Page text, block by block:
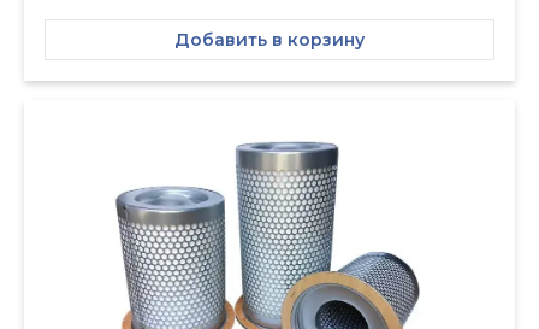
Добавить в корзину